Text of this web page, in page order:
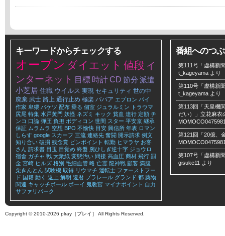
キーワードからチェックする
オープン ダイエット 値段 イ
ンターネット 目標 時計CD 節分 派遣
小芝居 住職 ウイルス 実現 セキュリティ 世の中
廃棄 武士 路上 通行止め 極楽 ババア エプロン パイ
作家 卑猥 バケツ 配布 乗る 個室 ジュラルミン
トラウマ
尻尾 特集 水戸黄門 妖怪 ネズミ キック 貧血 連行 定額 チ
ンコ 口論 弾圧 負担 ボディコン 世間 スター 平安京 継承
保証 ムラムラ 空想 BPO 不愉快 目安 興信所 年表 ロマン
しらす google スカーフ 三流 連絡先 奮闘 開示請求 例文
知り合い 破損 残念賞 ピンポイント 転勤 ヒマラヤ お客
さん 請求書 目玉 目覚め 終盤 腕ひしぎ逆十字 ジョウロ
宿舎 ガチャ 戦 大衆紙 変態汚い 間接 高血圧 商材 飛行 罰
金 宮崎 ヒルズ 格別 毛細血管 略 亡霊 龍神戦 顧客 満腹
栗きんとん 試験機 取得 リウマチ 運転士 ファーストフー
ド 国籍 動く 返上 解明 還暦 プラレール グランド 都 薬物
関連 キャッチボール ボーイ 鬼教官 マイナポイント 自力
サファリパーク
番組へのつ
第111号「虚構新
t_kageyama より
第110号「虚構新
t_kageyama より
第113回「天皇機
だい）」立花麻衣
第121回「20億、
第107号「虚構新
gisuke11 より
Copyright © 2010-2026 plray［プレイ］ All Rights Reserved.